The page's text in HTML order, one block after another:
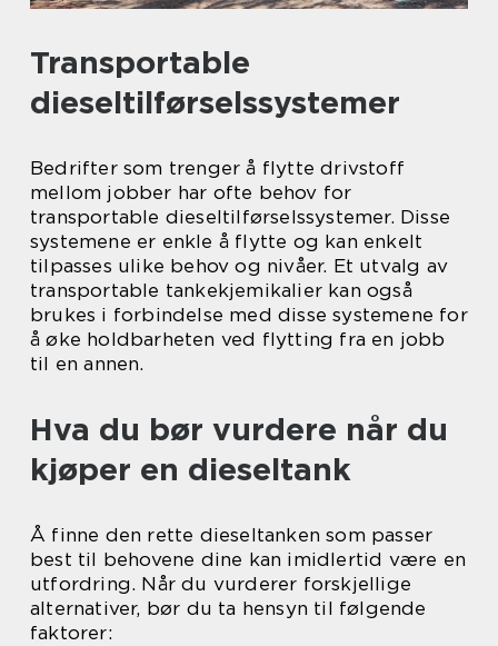
Transportable
dieseltilførselssystemer
Bedrifter som trenger å flytte drivstoff
mellom jobber har ofte behov for
transportable dieseltilførselssystemer. Disse
systemene er enkle å flytte og kan enkelt
tilpasses ulike behov og nivåer. Et utvalg av
transportable tankekjemikalier kan også
brukes i forbindelse med disse systemene for
å øke holdbarheten ved flytting fra en jobb
til en annen.
Hva du bør vurdere når du
kjøper en dieseltank
Å finne den rette dieseltanken som passer
best til behovene dine kan imidlertid være en
utfordring. Når du vurderer forskjellige
alternativer, bør du ta hensyn til følgende
faktorer: